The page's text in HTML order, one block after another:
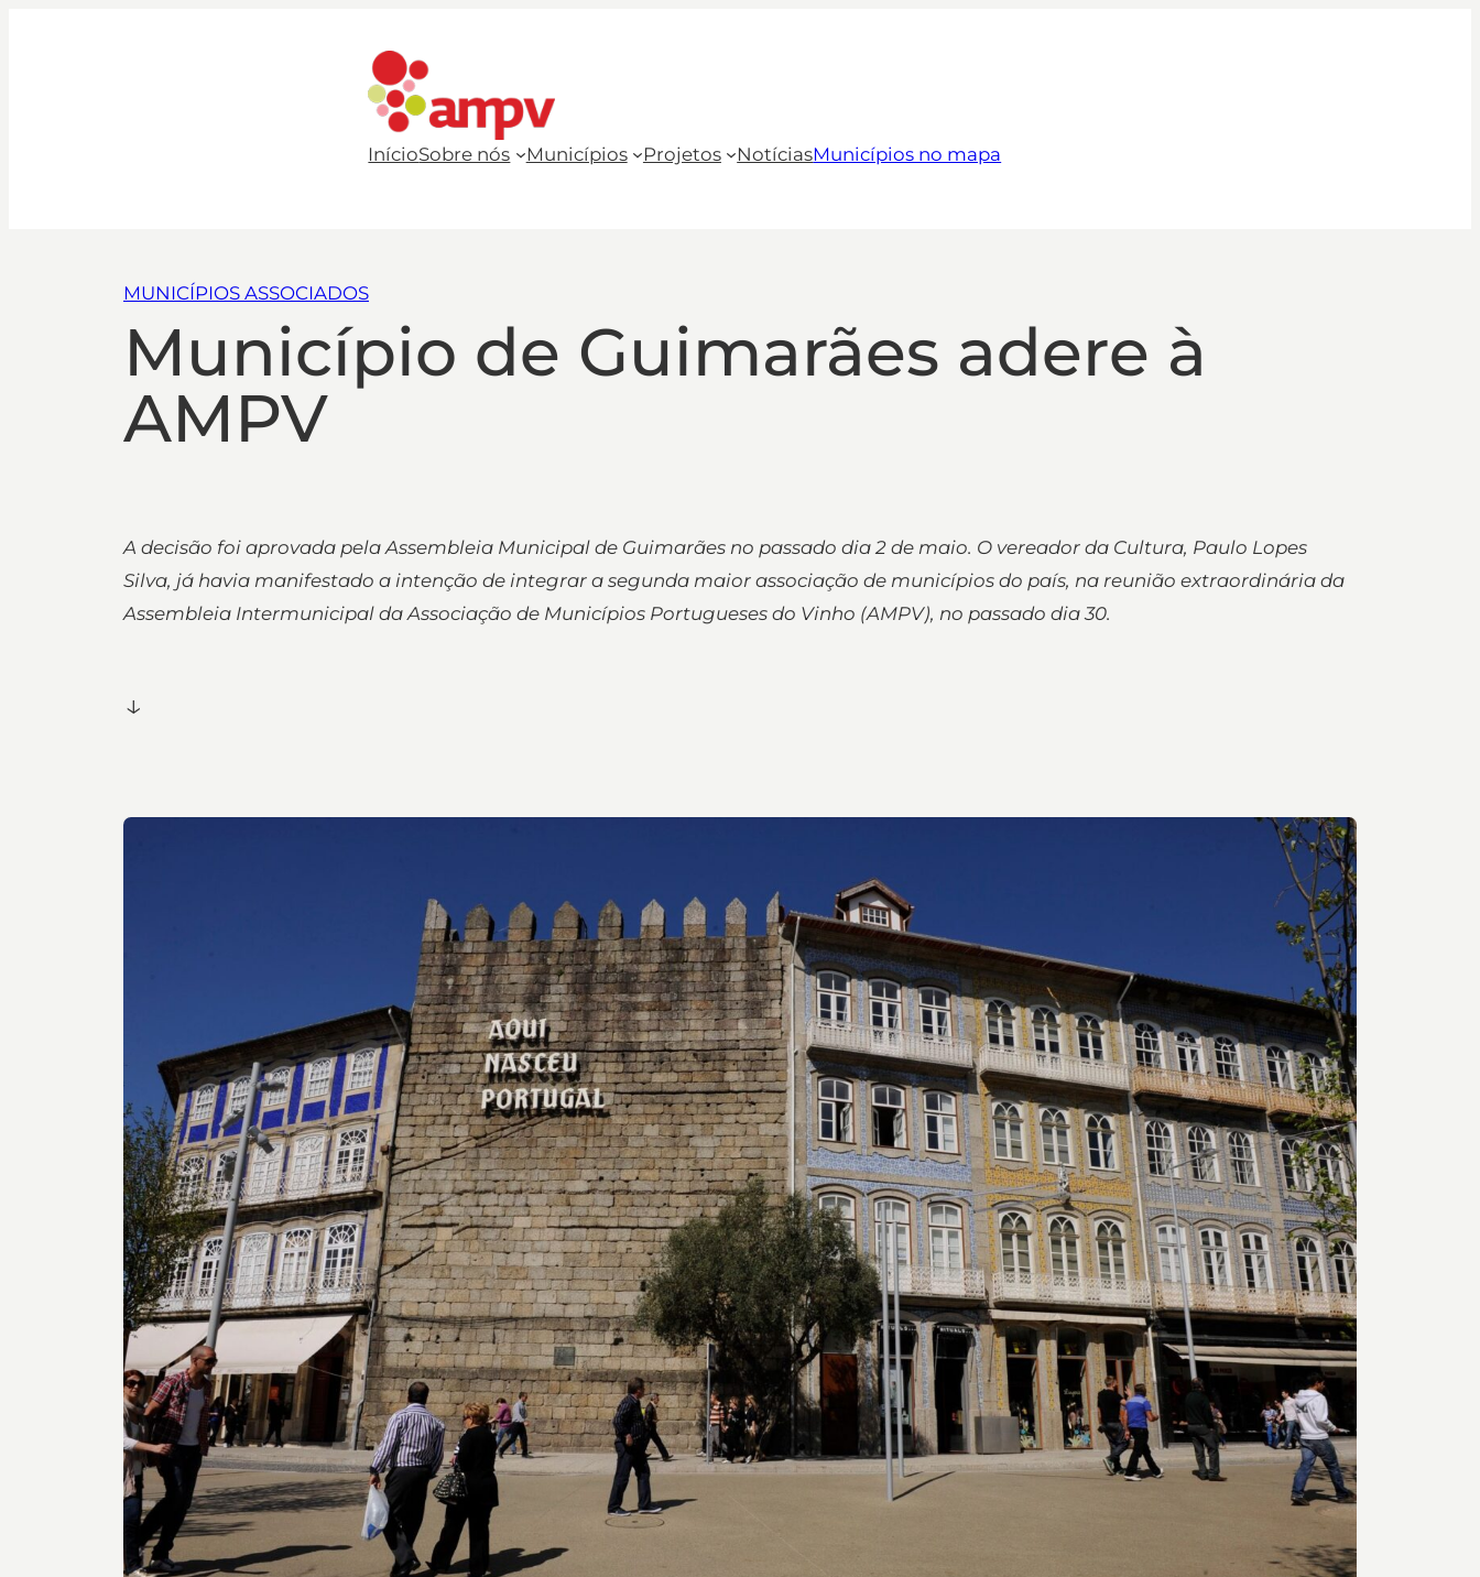
InícioSobre nós Municípios Projetos NotíciasMunicípios no mapa
MUNICÍPIOS ASSOCIADOS
Município de Guimarães adere à
AMPV
A decisão foi aprovada pela Assembleia Municipal de Guimarães no passado dia 2 de maio. O vereador da Cultura, Paulo Lopes
Silva, já havia manifestado a intenção de integrar a segunda maior associação de municípios do país, na reunião extraordinária da
Assembleia Intermunicipal da Associação de Municípios Portugueses do Vinho (AMPV), no passado dia 30.
↓